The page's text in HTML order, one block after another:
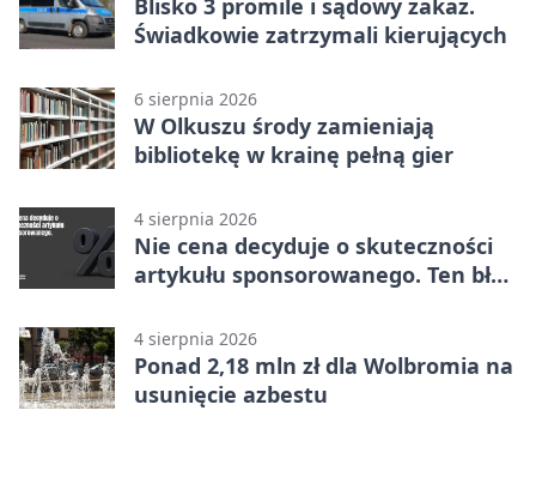
Blisko 3 promile i sądowy zakaz.
Świadkowie zatrzymali kierujących
6 sierpnia 2026
W Olkuszu środy zamieniają
bibliotekę w krainę pełną gier
4 sierpnia 2026
Nie cena decyduje o skuteczności
artykułu sponsorowanego. Ten błąd
4 sierpnia 2026
Ponad 2,18 mln zł dla Wolbromia na
usunięcie azbestu